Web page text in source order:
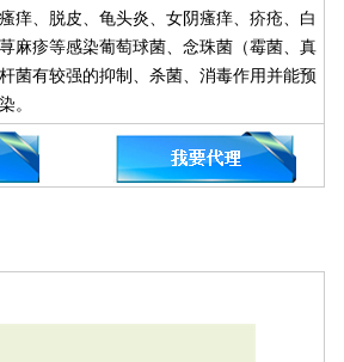
痒、脱皮、龟头炎、女阴瘙痒、疥疮、白
麻疹等感染葡萄球菌、念珠菌（霉菌、真
菌有较强的抑制、杀菌、消毒作用并能预
。